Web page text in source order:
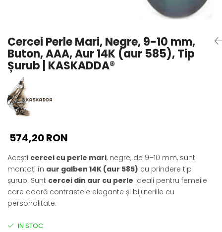
Pandantive cu Perle
Brose cu Perle
Cercei Perle Mari, Negre, 9-10 mm,
Buton, AAA, Aur 14K (aur 585), Tip
Șurub | KASKADDA®
574,20 RON
Acești cercei cu perle mari, negre, de 9–10 mm, sunt
montați în aur galben 14K (aur 585) cu prindere tip
șurub. Sunt cercei din aur cu perle ideali pentru femeile
care adoră contrastele elegante și bijuteriile cu
personalitate.
IN STOC